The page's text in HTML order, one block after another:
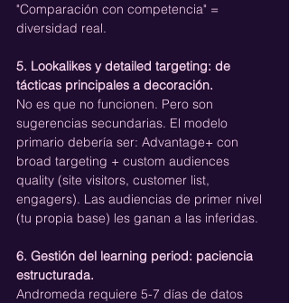
"Comparación con competencia" =
diversidad real.
5. Lookalikes y detailed targeting: de
tácticas principales a decoración.
No es que no funcionen. Pero son
sugerencias secundarias. El modelo
primario debería ser: Advantage+ con
broad targeting + custom audiences
quality (site visitors, customer list,
engagers). Las audiencias de primer nivel
(tu propia base) les ganan a las inferidas.
6. Gestión del learning period: paciencia
estructurada.
Andromeda requiere 5-7 días de datos